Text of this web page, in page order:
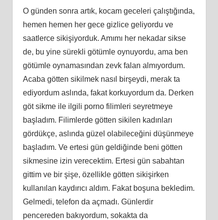
O günden sonra artık, kocam geceleri çalıştığında,
hemen hemen her gece gizlice geliyordu ve
saatlerce sikişiyorduk. Amımı her nekadar sikse
de, bu yine sürekli götümle oynuyordu, ama ben
götümle oynamasından zevk falan almıyordum.
Acaba götten sikilmek nasıl birşeydi, merak ta
ediyordum aslında, fakat korkuyordum da. Derken
göt sikme ile ilgili porno filimleri seyretmeye
başladım. Filimlerde götten sikilen kadınları
gördükçe, aslında güzel olabileceğini düşünmeye
başladım. Ve ertesi gün geldiğinde beni götten
sikmesine izin verecektim. Ertesi gün sabahtan
gittim ve bir şişe, özellikle götten sikişirken
kullanılan kaydırıcı aldım. Fakat boşuna bekledim.
Gelmedi, telefon da açmadı. Günlerdir
pencereden bakıyordum, sokakta da